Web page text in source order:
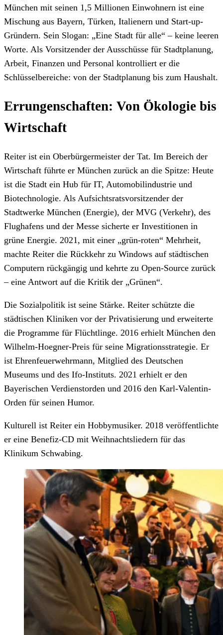
München mit seinen 1,5 Millionen Einwohnern ist eine
Mischung aus Bayern, Türken, Italienern und Start-up-
Gründern. Sein Slogan: „Eine Stadt für alle“ – keine leeren
Worte. Als Vorsitzender der Ausschüsse für Stadtplanung,
Arbeit, Finanzen und Personal kontrolliert er die
Schlüsselbereiche: von der Stadtplanung bis zum Haushalt.
Errungenschaften: Von Ökologie bis
Wirtschaft
Reiter ist ein Oberbürgermeister der Tat. Im Bereich der
Wirtschaft führte er München zurück an die Spitze: Heute
ist die Stadt ein Hub für IT, Automobilindustrie und
Biotechnologie. Als Aufsichtsratsvorsitzender der
Stadtwerke München (Energie), der MVG (Verkehr), des
Flughafens und der Messe sicherte er Investitionen in
grüne Energie. 2021, mit einer „grün-roten“ Mehrheit,
machte Reiter die Rückkehr zu Windows auf städtischen
Computern rückgängig und kehrte zu Open-Source zurück
– eine Antwort auf die Kritik der „Grünen“.
Die Sozialpolitik ist seine Stärke. Reiter schützte die
städtischen Kliniken vor der Privatisierung und erweiterte
die Programme für Flüchtlinge. 2016 erhielt München den
Wilhelm-Hoegner-Preis für seine Migrationsstrategie. Er
ist Ehrenfeuerwehrmann, Mitglied des Deutschen
Museums und des Ifo-Instituts. 2021 erhielt er den
Bayerischen Verdienstorden und 2016 den Karl-Valentin-
Orden für seinen Humor.
Kulturell ist Reiter ein Hobbymusiker. 2018 veröffentlichte
er eine Benefiz-CD mit Weihnachtsliedern für das
Klinikum Schwabing.